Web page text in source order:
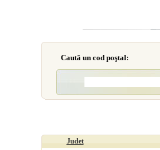
Caută un cod poştal:
Judet